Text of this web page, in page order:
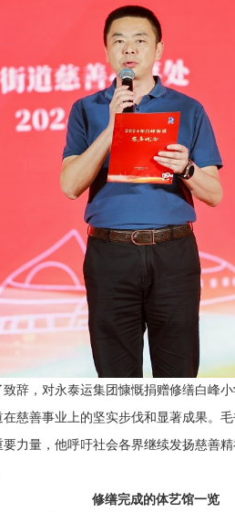
辞，对永泰运集团慷慨捐赠修缮白峰
慈善事业上的坚实步伐和显著成果。
力量，他呼吁社会各界继续发扬慈善
修缮完成的体艺馆一览